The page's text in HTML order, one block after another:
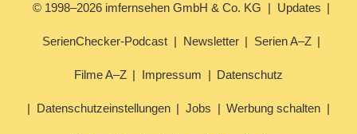
© 1998–2026 imfernsehen GmbH & Co. KG Updates
SerienChecker-Podcast Newsletter Serien A–Z
Filme A–Z Impressum Datenschutz
Datenschutzeinstellungen Jobs Werbung schalten